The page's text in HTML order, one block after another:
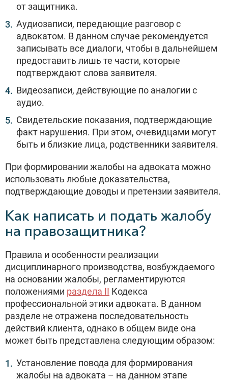
от защитника.
Аудиозаписи, передающие разговор с
адвокатом. В данном случае рекомендуется
записывать все диалоги, чтобы в дальнейшем
предоставить лишь те части, которые
подтверждают слова заявителя.
Видеозаписи, действующие по аналогии с
аудио.
Свидетельские показания, подтверждающие
факт нарушения. При этом, очевидцами могут
быть и близкие лица, родственники заявителя.
При формировании жалобы на адвоката можно
использовать любые доказательства,
подтверждающие доводы и претензии заявителя.
Как написать и подать жалобу
на правозащитника?
Правила и особенности реализации
дисциплинарного производства, возбуждаемого
на основании жалобы, регламентируются
положениями раздела II Кодекса
профессиональной этики адвоката. В данном
разделе не отражена последовательность
действий клиента, однако в общем виде она
может быть представлена следующим образом:
Установление повода для формирования
жалобы на адвоката – на данном этапе